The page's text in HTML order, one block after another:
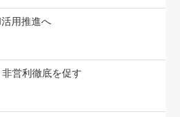
用推進へ
営利徹底を促す